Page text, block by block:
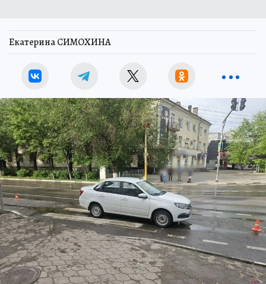
Екатерина СИМОХИНА